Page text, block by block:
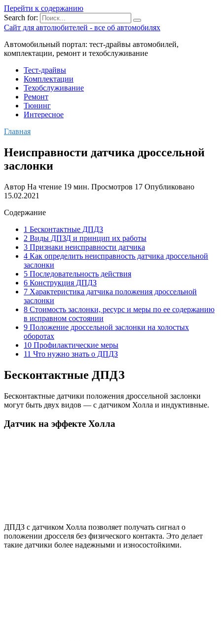
Перейти к содержанию
Search for:
Сайт для автолюбителей - все об автомобилях
Автомобильный портал: тест-драйвы автомобилей,
комплектации, ремонт и техобслуживание
Тест-драйвы
Комплектации
Техобслуживание
Ремонт
Тюнинг
Интересное
Главная
Неисправности датчика дроссельной
заслонки
Автор На чтение 19 мин. Просмотров 17 Опубликовано
15.02.2021
Содержание
1 Бесконтактные ДПДЗ
2 Виды ДПЗД и принцип их работы
3 Признаки неисправности датчика
4 Как определить неисправность датчика дроссельной
заслонки
5 Последовательность действия
6 Конструкция ДПДЗ
7 Характеристика датчика положения дроссельной
заслонки
8 Стоимость заслонки, ресурс и меры по ее содержанию
в исправном состоянии
9 Положение дроссельной заслонки на холостых
оборотах
10 Профилактические меры
11 Что нужно знать о ДПДЗ
Бесконтактные ДПДЗ
Бесконтактные датчики положения дроссельной заслонки
могут быть двух видов — с датчиком Холла и индуктивные.
Датчик на эффекте Холла
ДПДЗ с датчиком Холла позволяет получать сигнал о
положении дросселя без физического контакта. Это делает
такие датчики более надежными и износостойкими.